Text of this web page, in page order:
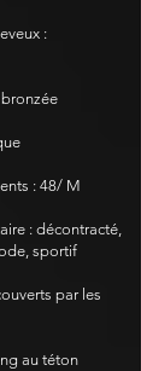
:
: 48/ M
: décontracté,
sportif
par les
au téton